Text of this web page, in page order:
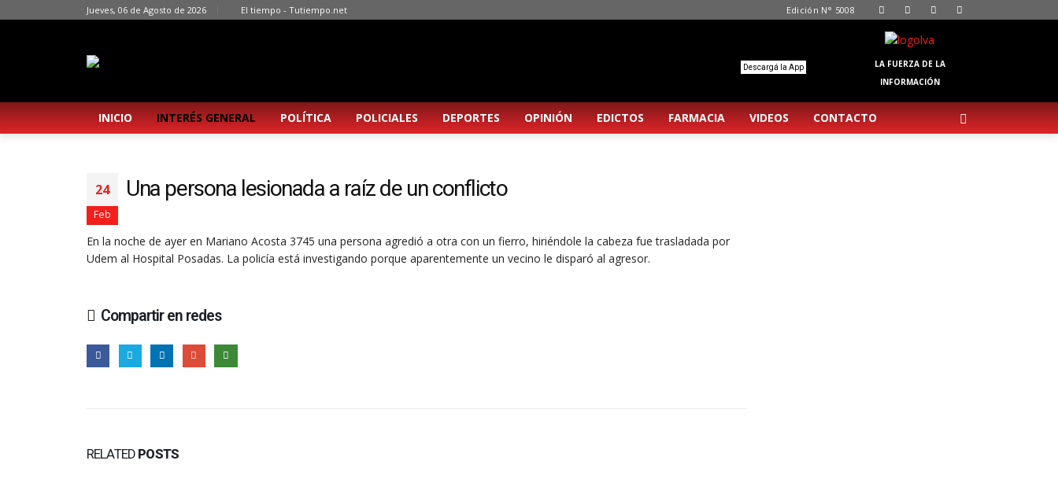
Jueves, 06 de Agosto de 2026 El tiempo - Tutiempo.net Edición N° 5008
Descargá la App
LA FUERZA DE LA
INFORMACIÓN
INICIO INTERÉS GENERAL POLÍTICA POLICIALES DEPORTES OPINIÓN EDICTOS FARMACIA VIDEOS CONTACTO
24
Feb
Una persona lesionada a raíz de un conflicto
En la noche de ayer en Mariano Acosta 3745 una persona agredió a otra con un fierro, hiriéndole la cabeza fue trasladada por
Udem al Hospital Posadas. La policía está investigando porque aparentemente un vecino le disparó al agresor.
Compartir en redes
RELATED POSTS